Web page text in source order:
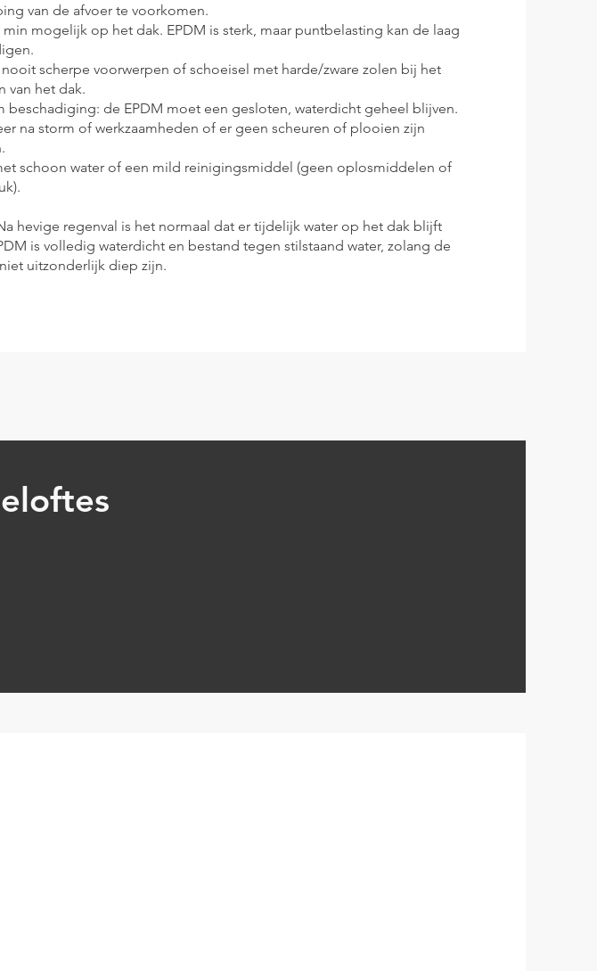
van de afvoer te voorkomen.
mogelijk op het dak. EPDM is sterk, maar puntbelasting kan de laag
scherpe voorwerpen of schoeisel met harde/zware zolen bij het
van het dak.
beschadiging: de EPDM moet een gesloten, waterdicht geheel blijven.
na storm of werkzaamheden of er geen scheuren of plooien zijn
schoon water of een mild reinigingsmiddel (geen oplosmiddelen of
hevige regenval is het normaal dat er tijdelijk water op het dak blijft
is volledig waterdicht en bestand tegen stilstaand water, zolang de
uitzonderlijk diep zijn.